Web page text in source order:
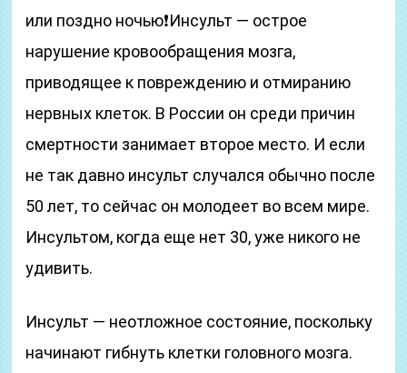
или поздно ночью❗️Инсульт — острое
нарушение кровообращения мозга,
приводящее к повреждению и отмиранию
нервных клеток. В России он среди причин
смертности занимает второе место. И если
не так давно инсульт случался обычно после
50 лет, то сейчас он молодеет во всем мире.
Инсультом, когда еще нет 30, уже никого не
удивить.
Инсульт — неотложное состояние, поскольку
начинают гибнуть клетки головного мозга.